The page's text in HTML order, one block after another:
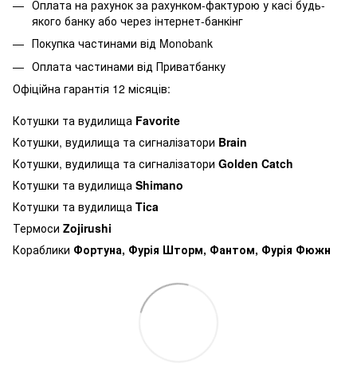
Оплата на рахунок за рахунком-фактурою у касі будь-
якого банку або через інтернет-банкінг
Покупка частинами від Monobank
Оплата частинами від Приватбанку
Офіційна гарантія 12 місяців:
Котушки та вудилища Favorite
Котушки, вудилища та сигналізатори Brain
Котушки, вудилища та сигналізатори Golden Catch
Котушки та вудилища Shimano
Котушки та вудилища Tica
Термоси Zojirushi
Кораблики Фортуна, Фурія Шторм, Фантом, Фурія Фюжн